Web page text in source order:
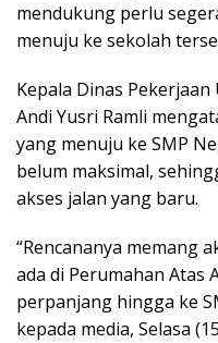
mendukung perlu
menuju ke sekolah
Kepala Dinas
Andi Yusri Ramli
yang menuju ke SMP
belum maksimal,
akses jalan yang baru.
“Rencananya memang
ada di Perumahan Atas
perpanjang hingga ke
kepada media, Selasa